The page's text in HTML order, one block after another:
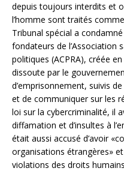
depuis toujours interdits et
l’homme sont traités
Tribunal spécial a
fondateurs de l’Association
politiques (ACPRA), créée
dissoute par le
d’emprisonnement, suivis
et de communiquer sur les
loi sur la cybercriminalité, il
diffamation et d’insultes à
était aussi accusé d’avoir
organisations étrangères»
violations des droits